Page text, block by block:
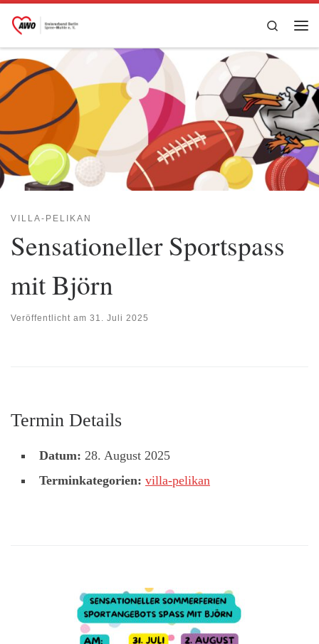
Zum Inhalt springen
Search
VILLA-PELIKAN
Sensationeller Sportspass
mit Björn
Veröffentlicht am 31. Juli 2025
Termin Details
Datum: 28. August 2025
Terminkategorien: villa-pelikan